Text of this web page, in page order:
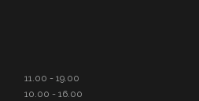
11.00 - 19.00
10.00 - 16.00